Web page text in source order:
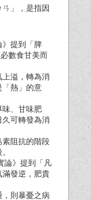
」，是指因
》提到「脾
數食甘美而
溢，轉為消
「熱」的意
味、甘味肥
可轉發為消
素阻抗的階段
論》提到「凡
滿發逆，肥貴
則暴憂之病